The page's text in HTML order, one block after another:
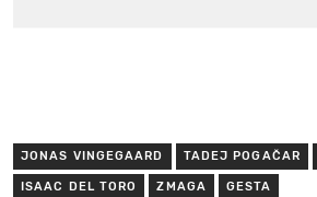
JONAS VINGEGAARD TADEJ POGAČAR
ISAAC DEL TORO ZMAGA GESTA